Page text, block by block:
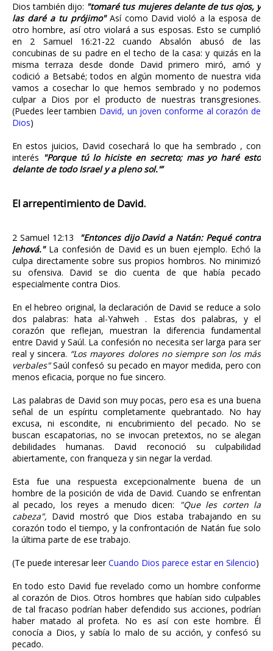
Dios también dijo: "tomarétus mujeres delante de tus ojos, y
las daré a tu prójimo"Así como David violó a la esposa de
otro hombre, así otro violará a sus esposas. Esto se cumplió
en 2 Samuel 16:21-22 cuando Absalón abusó de las
concubinas de su padre en el techo de la casa: y quizás en la
misma terraza desde donde David primero miró, amó y
codició a Betsabé; todos en algún momento de nuestra vida
vamos a cosechar lo que hemos sembrado y no podemos
culpar a Dios por el producto de nuestras transgresiones.
(Puedes leer tambien David, un joven conforme al corazón de
Dios)
En estos juicios, David cosechará lo que ha sembrado , con
interés "Porque tú lo hiciste en secreto; mas yo haré esto
delante de todo Israel y a pleno sol.'”
El arrepentimiento de David.
2 Samuel 12:13
"Entonces dijo David a Natán: Pequé contra
Jehová." La confesión de David es un buen ejemplo. Echó la
culpa directamente sobre sus propios hombros. No minimizó
su ofensiva. David se dio cuenta de que había pecado
especialmente contra Dios.
En el hebreo original, la declaración de David se reduce a solo
dos palabras: hata al-Yahweh . Estas dos palabras, y el
corazón que reflejan, muestran la diferencia fundamental
entre David y Saúl. La confesión no necesita ser larga para ser
real y sincera. “Los mayores dolores no siempre son los más
verbales"Saúl confesó su pecado en mayor medida, pero con
menos eficacia, porque no fue sincero.
Las palabras de David son muy pocas, pero esa es una buena
señal de un espíritu completamente quebrantado. No hay
excusa, ni escondite, ni encubrimiento del pecado. No se
buscan escapatorias, no se invocan pretextos, no se alegan
debilidades humanas. David reconoció su culpabilidad
abiertamente, con franqueza y sin negar la verdad.
Esta fue una respuesta excepcionalmente buena de un
hombre de la posición de vida de David. Cuando se enfrentan
al pecado, los reyes a menudo dicen:
"Que les corten la
cabeza", David mostró que Dios estaba trabajando en su
corazón todo el tiempo, y la confrontación de Natán fue solo
la última parte de ese trabajo.
(Te puede interesar leerCuando Dios parece estar en Silencio)
En todo esto David fue revelado como un hombre conforme
al corazón de Dios. Otros hombres que habían sido culpables
de tal fracaso podrían haber defendido sus acciones, podrían
haber matado al profeta. No es así con este hombre. Él
conocía a Dios, y sabía lo malo de su acción, y confesó su
pecado.